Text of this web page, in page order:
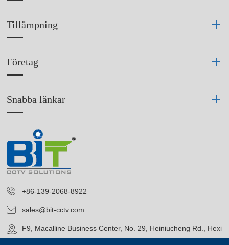
Tillämpning
Företag
Snabba länkar
+86-139-2068-8922
sales@bit-cctv.com
F9, Macalline Business Center, No. 29, Heiniucheng Rd., Hexi
District, Tianjin, China